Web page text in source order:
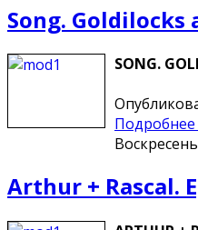
Song.
SONG.
Подробнее
Arthur + Rascal.